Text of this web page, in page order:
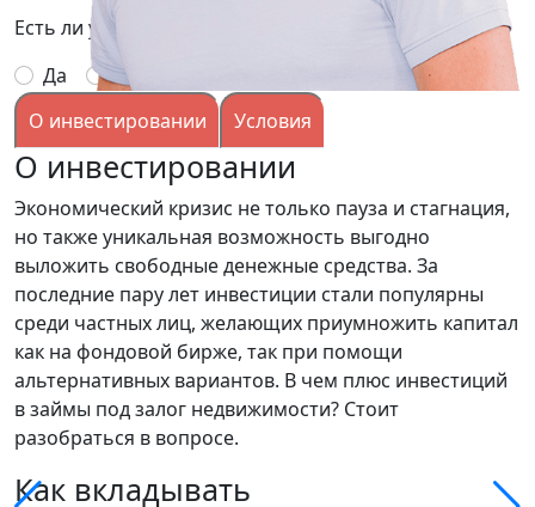
Есть ли у вас опыт выдачи займов под залог?
Да
Нет
О инвестировании
Условия
О инвестировании
Экономический кризис не только пауза и стагнация,
но также уникальная возможность выгодно
выложить свободные денежные средства. За
последние пару лет инвестиции стали популярны
среди частных лиц, желающих приумножить капитал
как на фондовой бирже, так при помощи
альтернативных вариантов. В чем плюс инвестиций
в займы под залог недвижимости? Стоит
разобраться в вопросе.
Как вкладывать